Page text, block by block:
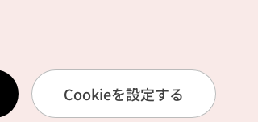
Cookieを設定する